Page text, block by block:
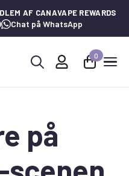
AF CANAVAPE REWARDS
Chat på WhatsApp
0
på